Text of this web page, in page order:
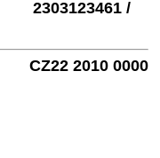
2303123461 /
CZ22 2010 0000